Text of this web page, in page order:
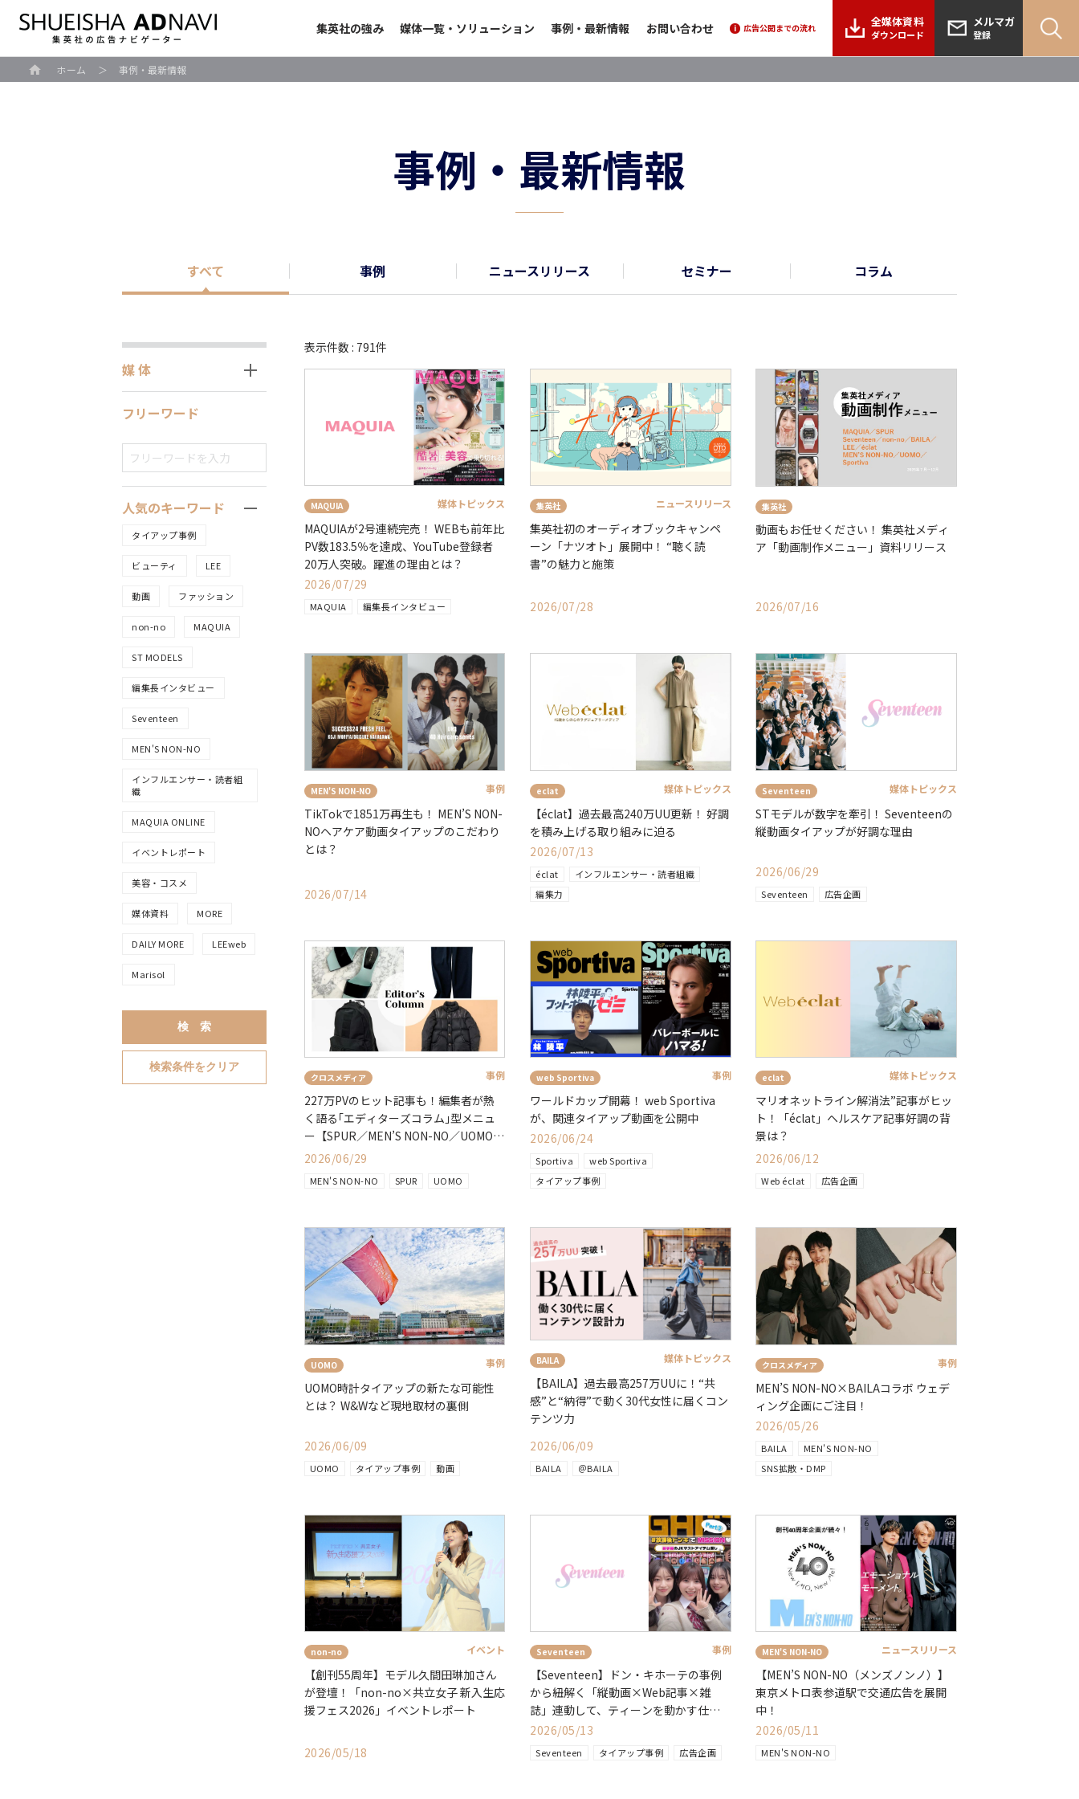
集英社の強み 媒体一覧・ソリューション 事例・最新情報 お問い合わせ i 広告公開までの流れ 全媒体資料
ダウンロード
メルマガ
登録
ホーム ＞ 事例・最新情報
事例・最新情報
すべて 事例 ニュースリリース セミナー コラム
媒 体
フリーワード
人気のキーワード
タイアップ事例
ビューティ LEE
動画 ファッション
non-no MAQUIA
ST MODELS
編集長インタビュー
Seventeen
MEN'S NON-NO
インフルエンサー・読者組
織
MAQUIA ONLINE
イベントレポート
美容・コスメ
媒体資料 MORE
DAILY MORE LEEweb
Marisol
検 索
検索条件をクリア
表示件数 : 791件
MAQUIA 媒体トピックス
MAQUIAが2号連続完売！ WEBも前年比
PV数183.5％を達成、YouTube登録者
20万人突破。躍進の理由とは？
2026/07/29
MAQUIA 編集長インタビュー
集英社 ニュースリリース
集英社初のオーディオブックキャンペ
ーン「ナツオト」展開中！ “聴く読
書”の魅力と施策
2026/07/28
集英社
動画もお任せください！ 集英社メディ
ア「動画制作メニュー」資料リリース
2026/07/16
MEN'S NON-NO 事例
TikTokで1851万再生も！ MEN’S NON-
NOヘアケア動画タイアップのこだわり
とは？
2026/07/14
eclat 媒体トピックス
【éclat】過去最高240万UU更新！ 好調
を積み上げる取り組みに迫る
2026/07/13
éclat
インフルエンサー・読者組織
編集力
Seventeen 媒体トピックス
STモデルが数字を牽引！ Seventeenの
縦動画タイアップが好調な理由
2026/06/29
Seventeen 広告企画
クロスメディア 事例
227万PVのヒット記事も！編集者が熱
く語る｢エディターズコラム｣型メニュ
ー【SPUR／MEN’S NON-NO／UOMO／
éclat】
2026/06/29
MEN'S NON-NO SPUR UOMO
web Sportiva 事例
ワールドカップ開幕！ web Sportiva
が、関連タイアップ動画を公開中
2026/06/24
Sportiva
web Sportiva
タイアップ事例
eclat 媒体トピックス
マリオネットライン解消法”記事がヒッ
ト！「éclat」ヘルスケア記事好調の背
景は？
2026/06/12
Web éclat 広告企画
UOMO 事例
UOMO時計タイアップの新たな可能性
とは？ W&Wなど現地取材の裏側
2026/06/09
UOMO タイアップ事例 動画
BAILA 媒体トピックス
【BAILA】過去最高257万UUに！“共
感”と“納得”で動く30代女性に届くコン
テンツ力
2026/06/09
BAILA ＠BAILA
クロスメディア 事例
MEN’S NON-NO×BAILAコラボ ウェデ
ィング企画にご注目！
2026/05/26
BAILA
MEN'S NON-NO
SNS拡散・DMP
non-no イベント
【創刊55周年】モデル久間田琳加さん
が登壇！「non-no×共立女子 新入生応
援フェス2026」イベントレポート
2026/05/18
Seventeen 事例
【Seventeen】ドン・キホーテの事例
から紐解く「縦動画×Web記事×雑
誌」連動して、ティーンを動かす仕組
みとは？
2026/05/13
Seventeen タイアップ事例 広告企画
MEN'S NON-NO ニュースリリース
【MEN’S NON-NO（メンズノンノ）】
東京メトロ表参道駅で交通広告を展開
中！
2026/05/11
MEN'S NON-NO